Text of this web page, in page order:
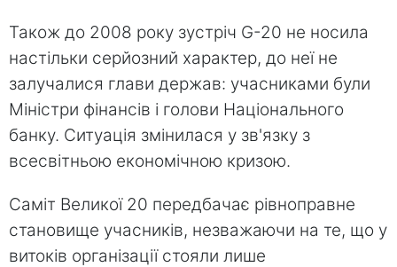
Також до 2008 року зустріч G-20 не носила
настільки серйозний характер, до неї не
залучалися глави держав: учасниками були
Міністри фінансів і голови Національного
банку. Ситуація змінилася у зв'язку з
всесвітньою економічною кризою.
Саміт Великої 20 передбачає рівноправне
становище учасників, незважаючи на те, що у
витоків організації стояли лише